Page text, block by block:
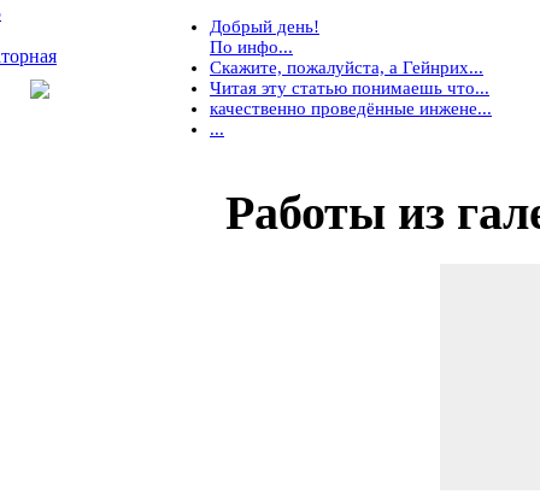
Добрый день!
По инфо...
Скажите, пожалуйста, а Гейнрих...
Читая эту статью понимаешь что...
качественно проведённые инжене...
...
Работыиз